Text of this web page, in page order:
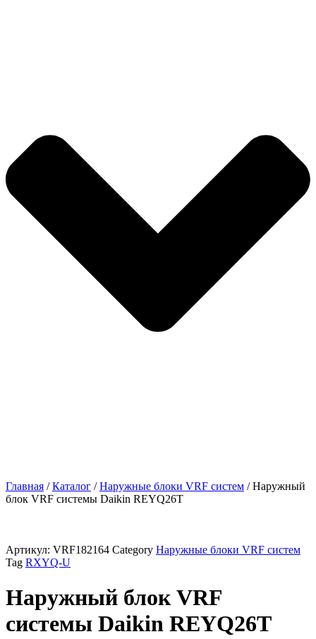
Главная /Каталог /Наружные блоки VRF cистем / Наружный
блок VRF системы Daikin REYQ26T
Артикул: VRF182164 Category Наружные блоки VRF cистем
Tag RXYQ-U
Наружный блок VRF
системы Daikin REYQ26T